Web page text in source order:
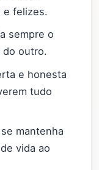
e felizes.
sempre o
do outro.
e honesta
tudo
mantenha
vida ao